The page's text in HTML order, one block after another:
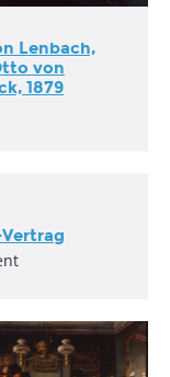
Lenbach,
von
1879